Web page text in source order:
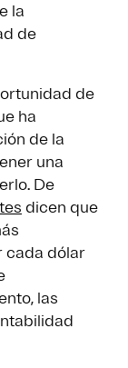
la
de
de
ha
de la
una
De
dicen que
cada dólar
las